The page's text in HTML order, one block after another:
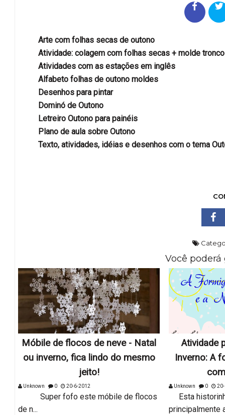
Arte com folhas secas de outono
Atividade: colagem com folhas secas + molde tronco
Atividades com as estações em inglês
Alfabeto folhas de outono moldes
Desenhos para pintar
Dominó de Outono
Letreiro Outono para painéis
Plano de aula sobre Outono
Texto, atividades, idéias e desenhos com o tema
Você
Móbile de flocos de neve - Natal
ou inverno, fica lindo do mesmo
jeito!
Unknown 0 20-6-2012
Super fofo este móbile de flocos
de n...
Atividade
Inverno: A
Unknown 0 20-
Esta
principalmente